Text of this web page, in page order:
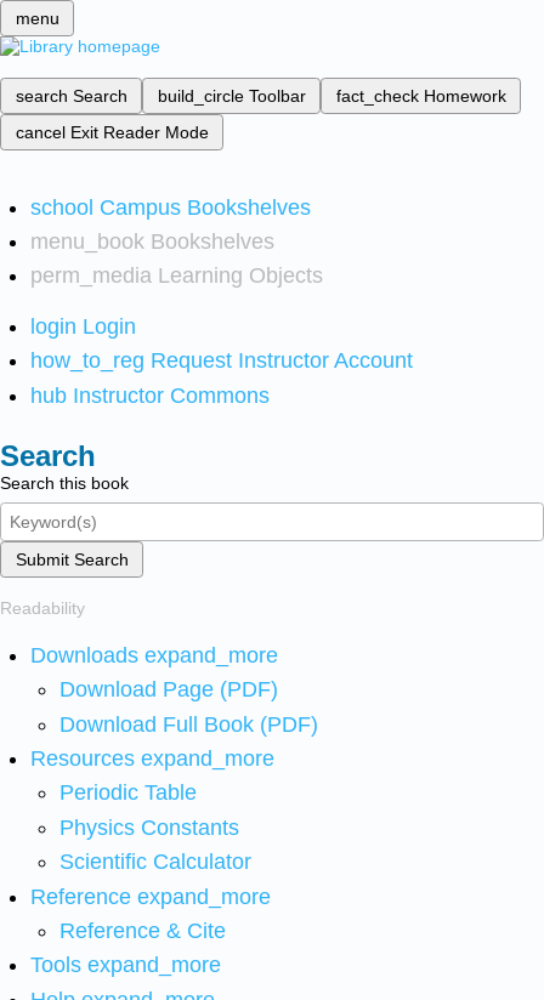
menu
search Search build_circle Toolbar fact_check Homework
cancel Exit Reader Mode
school Campus Bookshelves
menu_book Bookshelves
perm_media Learning Objects
login Login
how_to_reg Request Instructor Account
hub Instructor Commons
Search
Search this book
Submit Search
Readability
Downloads expand_more
Download Page (PDF)
Download Full Book (PDF)
Resources expand_more
Periodic Table
Physics Constants
Scientific Calculator
Reference expand_more
Reference & Cite
Tools expand_more